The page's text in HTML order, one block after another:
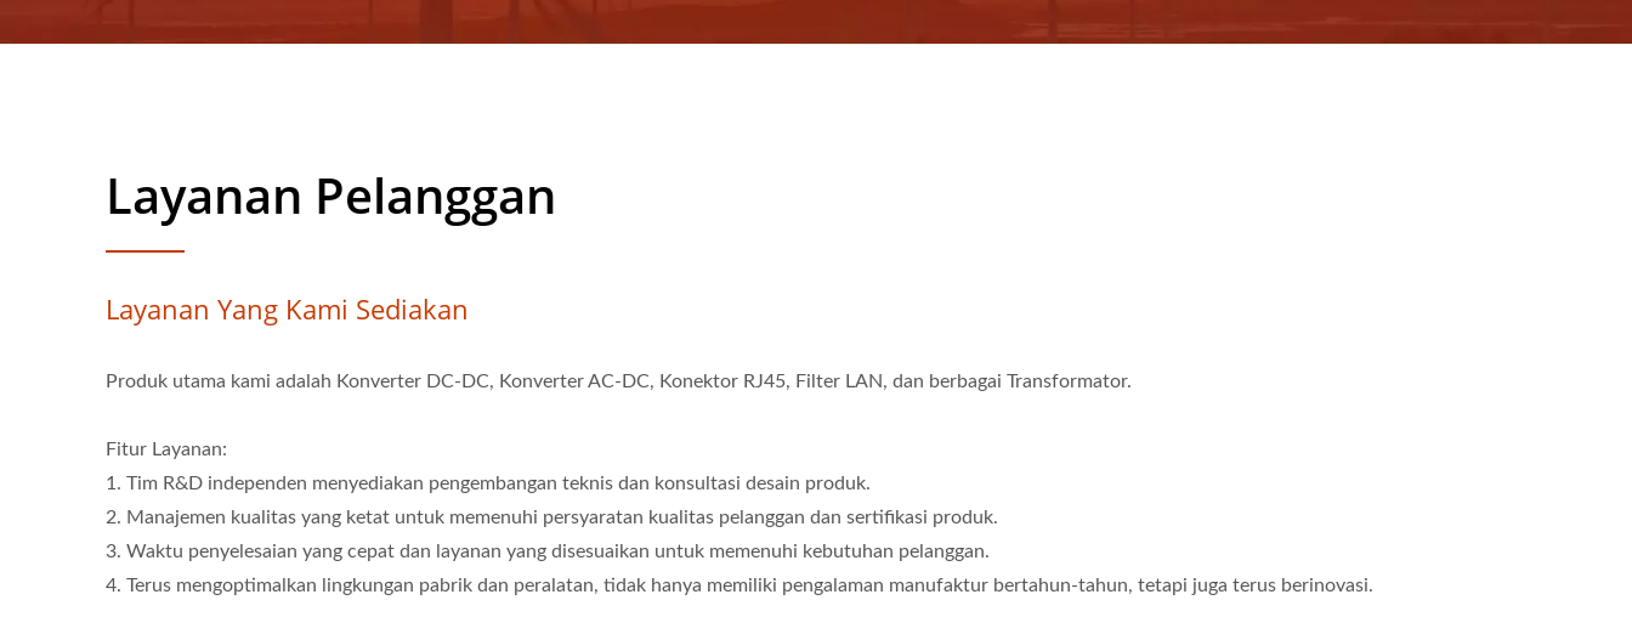
Layanan Pelanggan
Layanan Yang Kami Sediakan
Produk utama kami adalah Konverter DC-DC, Konverter AC-DC, Konektor RJ45, Filter LAN, dan berbagai Transformator.
Fitur Layanan:
1. Tim R&D independen menyediakan pengembangan teknis dan konsultasi desain produk.
2. Manajemen kualitas yang ketat untuk memenuhi persyaratan kualitas pelanggan dan sertifikasi produk.
3. Waktu penyelesaian yang cepat dan layanan yang disesuaikan untuk memenuhi kebutuhan pelanggan.
4. Terus mengoptimalkan lingkungan pabrik dan peralatan, tidak hanya memiliki pengalaman manufaktur bertahun-tahun, tetapi juga terus berinovasi.